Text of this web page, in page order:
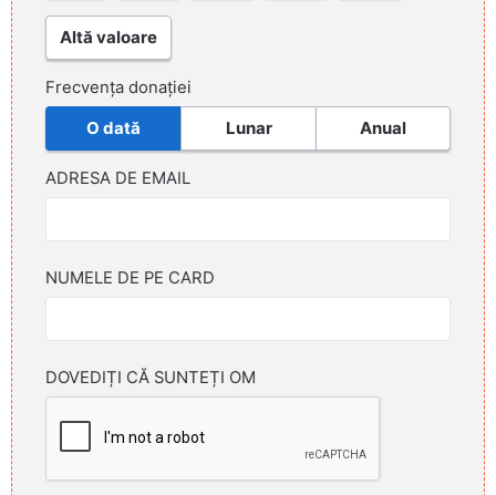
Altă valoare
Frecvența donației
O dată Lunar Anual
ADRESA DE EMAIL
NUMELE DE PE CARD
DOVEDIȚI CĂ SUNTEȚI OM